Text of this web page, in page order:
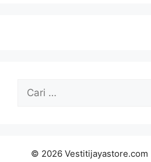
Cari
© 2026 Vestitijayastore.com